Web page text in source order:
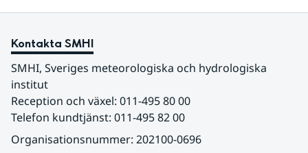
Kontakta SMHI
SMHI, Sveriges meteorologiska och hydrologiska
institut
Reception och växel: 011-495 80 00
Telefon kundtjänst: 011-495 82 00
Organisationsnummer: 202100-0696